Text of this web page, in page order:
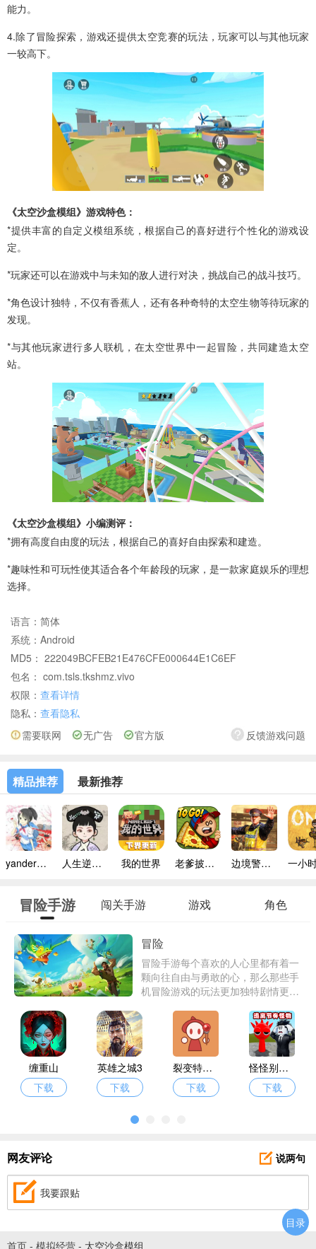
能力。
4.除了冒险探索，游戏还提供太空竞赛的玩法，玩家可以与其他玩家
一较高下。
《太空沙盒模组》游戏特色：
*提供丰富的自定义模组系统，根据自己的喜好进行个性化的游戏设
定。
*玩家还可以在游戏中与未知的敌人进行对决，挑战自己的战斗技巧。
*角色设计独特，不仅有香蕉人，还有各种奇特的太空生物等待玩家的
发现。
*与其他玩家进行多人联机，在太空世界中一起冒险，共同建造太空
站。
《太空沙盒模组》小编测评：
*拥有高度自由度的玩法，根据自己的喜好自由探索和建造。
*趣味性和可玩性使其适合各个年龄段的玩家，是一款家庭娱乐的理想
选择。
语言： 简体
系统： Android
MD5： 222049BCFEB21E476CFE000644E1C6EF
包名： com.tsls.tkshmz.vivo
权限： 查看详情
隐私： 查看隐私
反馈游戏问题
需要联网 无广告 官方版
精品推荐 最新推荐
yandere simulator手机版 人生逆袭路免广告 我的世界 老爹披萨店手机版 边境警察官中文版
冒险手游 闯关手游 游戏 角色
冒险
冒险手游每个喜欢的人心里都有着一
颗向往自由与勇敢的心，那么那些手
机冒险游戏的玩法更加独特剧情更加
了自己心目中最好玩的冒险游戏。
缠重山
下载
英雄之城3
下载
裂变特工队
下载
怪怪别过来
下载
网友评论 说两句
我要跟贴
首页 - 模拟经营 - 太空沙盒模组
目录